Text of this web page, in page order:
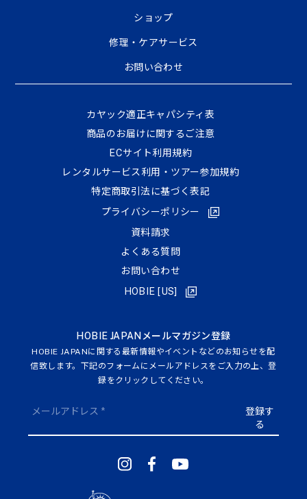
ショップ
修理・ケアサービス
お問い合わせ
HOBIE JAPANメールマガジン登録
HOBIE JAPANに関する最新情報やイベントなどのお知らせを配
信致します。下記のフォームにメールアドレスをご入力の上、登
録をクリックしてください。
カヤック適正キャパシティ表
商品のお届けに関するご注意
ECサイト利⽤規約
レンタルサービス利用・ツアー参加規約
特定商取引法に基づく表記
プライバシーポリシー
資料請求
よくある質問
お問い合わせ
HOBIE [US]